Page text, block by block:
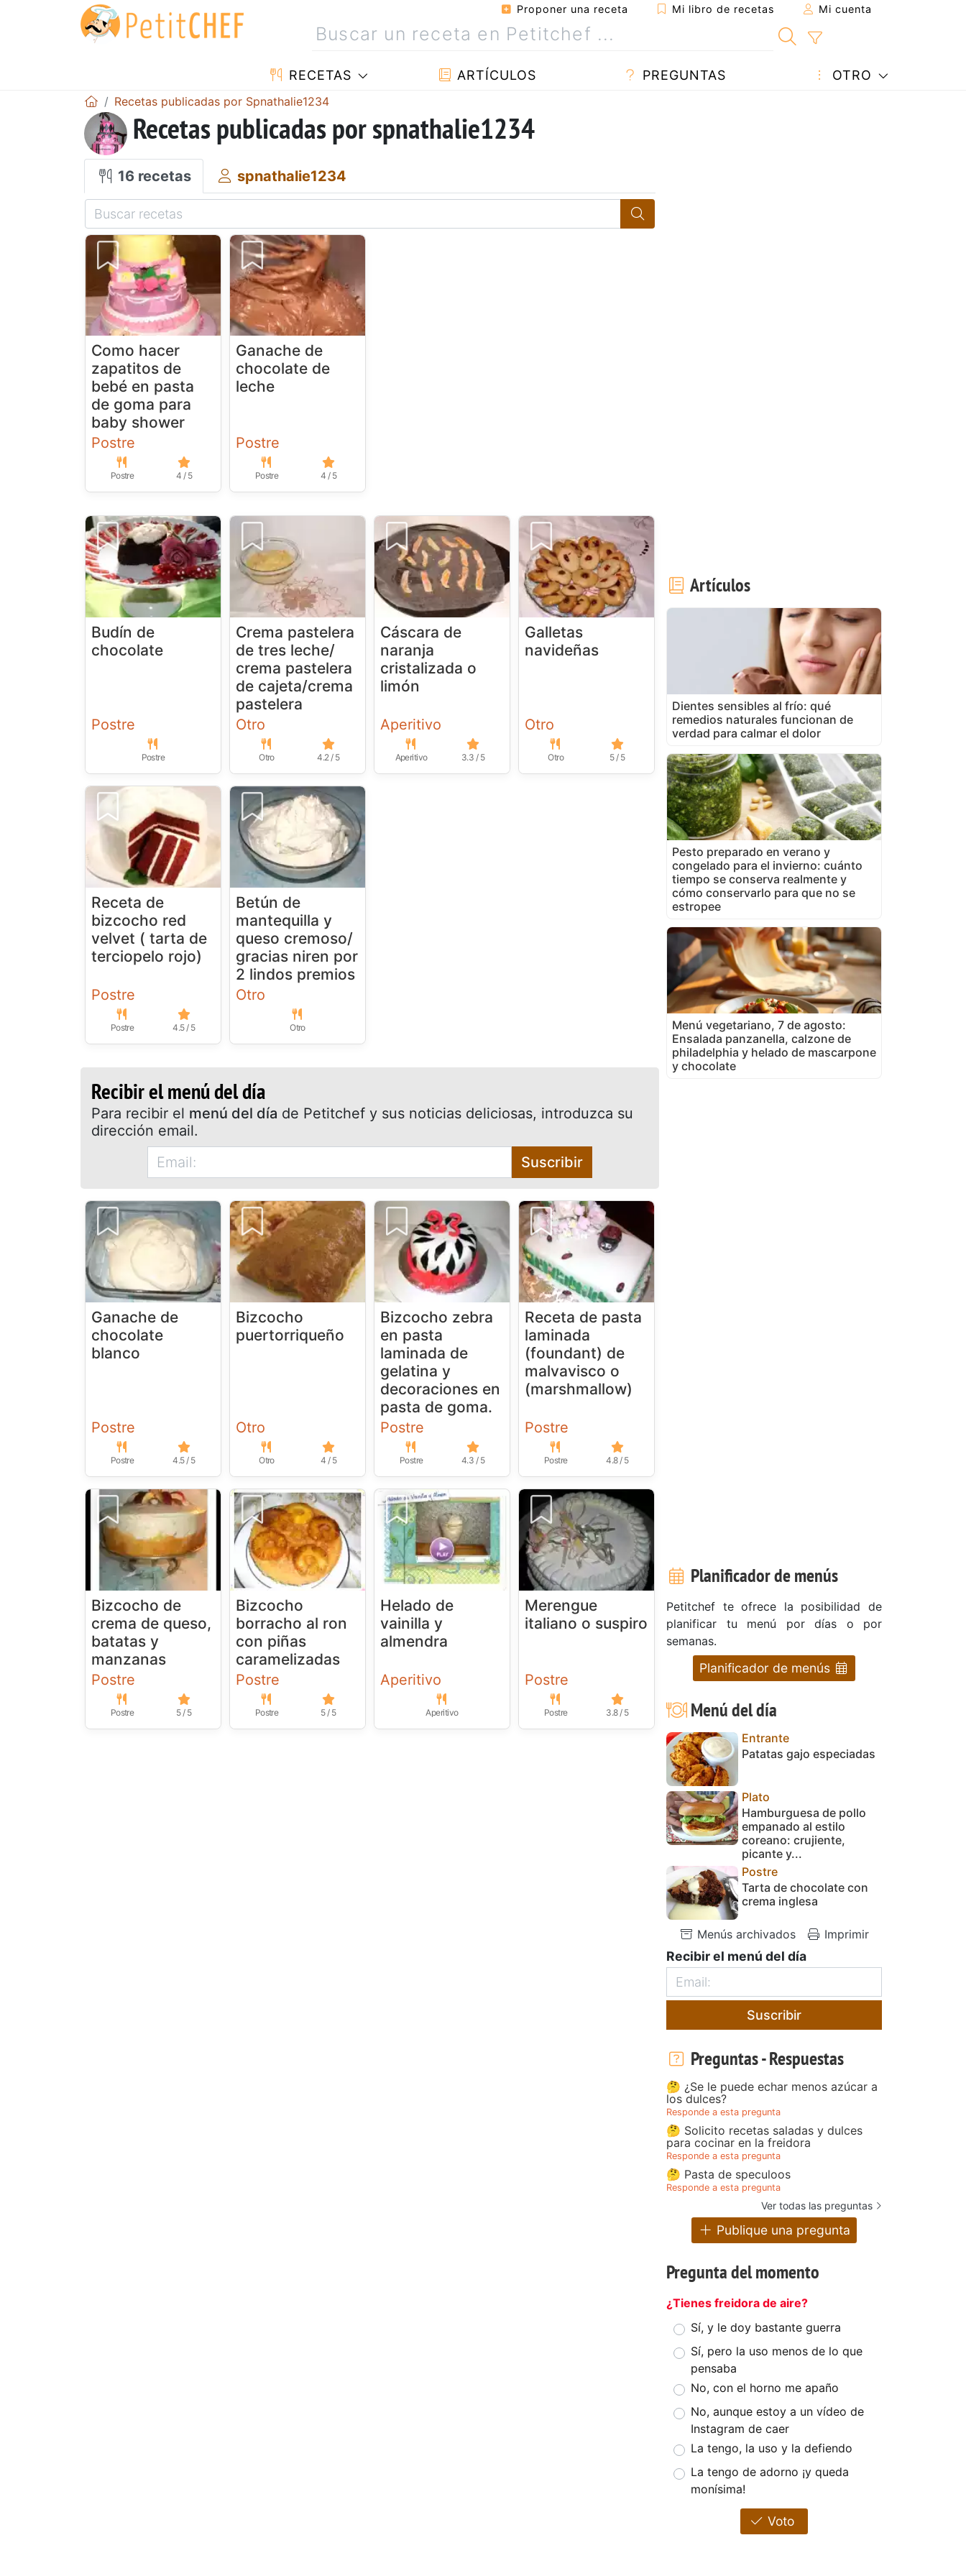
Proponer una receta Mi libro de recetas Mi cuenta
RECETAS ARTÍCULOS PREGUNTAS OTRO
Recetas publicadas por Spnathalie1234
Recetas publicadas por spnathalie1234
16 recetas spnathalie1234
Como hacer
zapatitos de
bebé en pasta
de goma para
baby shower
Postre
Postre 4 / 5
Ganache de
chocolate de
leche
Postre
Postre 4 / 5
Budín de
chocolate
Postre
Postre
Crema pastelera
de tres leche/
crema pastelera
de cajeta/crema
pastelera
Otro
Otro 4.2 / 5
Cáscara de
naranja
cristalizada o
limón
Aperitivo
Aperitivo 3.3 / 5
Galletas
navideñas
Otro
Otro 5 / 5
Receta de
bizcocho red
velvet ( tarta de
terciopelo rojo)
Postre
Postre 4.5 / 5
Betún de
mantequilla y
queso cremoso/
gracias niren por
2 lindos premios
Otro
Otro
Recibir el menú del día
Para recibir el menú del día de Petitchef y sus noticias deliciosas, introduzca su
dirección email.
Suscribir
Ganache de
chocolate
blanco
Postre
Postre 4.5 / 5
Bizcocho
puertorriqueño
Otro
Otro 4 / 5
Bizcocho zebra
en pasta
laminada de
gelatina y
decoraciones en
pasta de goma.
Postre
Postre 4.3 / 5
Receta de pasta
laminada
(foundant) de
malvavisco o
(marshmallow)
Postre
Postre 4.8 / 5
Bizcocho de
crema de queso,
batatas y
manzanas
Postre
Postre 5 / 5
Bizcocho
borracho al ron
con piñas
caramelizadas
Postre
Postre 5 / 5
Helado de
vainilla y
almendra
Aperitivo
Aperitivo
Merengue
italiano o suspiro
Postre
Postre 3.8 / 5
Artículos
Dientes sensibles al frío: qué
remedios naturales funcionan de
verdad para calmar el dolor
Pesto preparado en verano y
congelado para el invierno: cuánto
tiempo se conserva realmente y
cómo conservarlo para que no se
estropee
Menú vegetariano, 7 de agosto:
Ensalada panzanella, calzone de
philadelphia y helado de mascarpone
y chocolate
Planificador de menús
Petitchef te ofrece la posibilidad de
planificar tu menú por días o por
semanas.
Planificador de menús
Menú del día
Entrante
Patatas gajo especiadas
Plato
Hamburguesa de pollo
empanado al estilo
coreano: crujiente,
picante y...
Postre
Tarta de chocolate con
crema inglesa
Menús archivados Imprimir
Recibir el menú del día
Suscribir
Preguntas - Respuestas
🤔 ¿Se le puede echar menos azúcar a
los dulces?
Responde a esta pregunta
🤔 Solicito recetas saladas y dulces
para cocinar en la freidora
Responde a esta pregunta
🤔 Pasta de speculoos
Responde a esta pregunta
Ver todas las preguntas
Publique una pregunta
Pregunta del momento
¿Tienes freidora de aire?
Sí, y le doy bastante guerra
Sí, pero la uso menos de lo que
pensaba
No, con el horno me apaño
No, aunque estoy a un vídeo de
Instagram de caer
La tengo, la uso y la defiendo
La tengo de adorno ¡y queda
monísima!
Voto